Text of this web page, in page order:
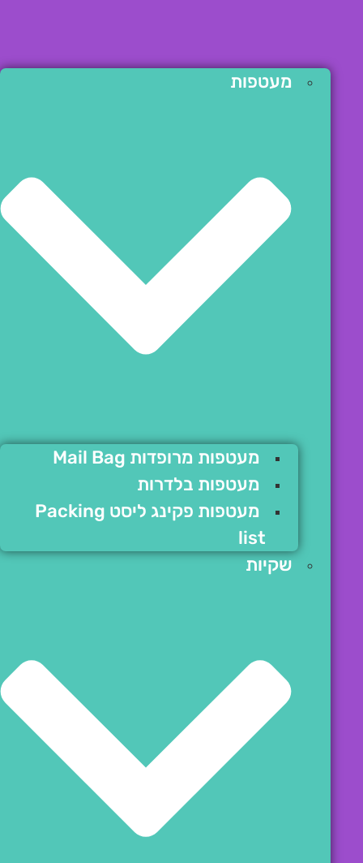
מעטפות
מעטפות מרופדות Mail Bag
מעטפות בלדרות
מעטפות פקינג ליסט Packing
list
שקיות